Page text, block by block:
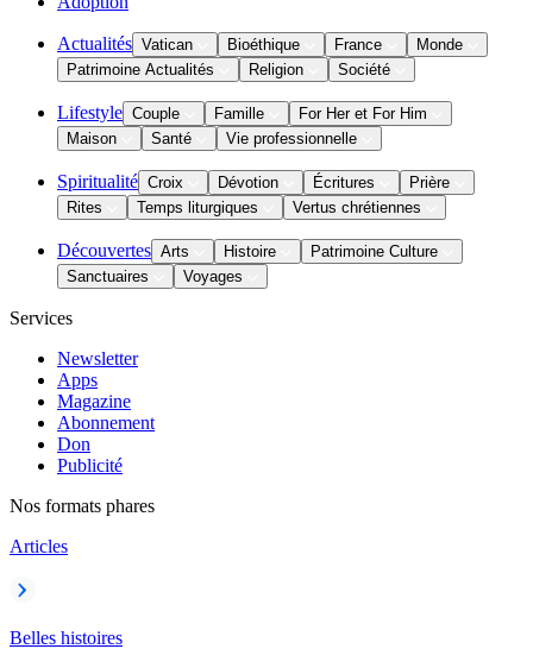
Actualités Vatican Bioéthique France
Monde
Patrimoine Actualités
Religion Société
Lifestyle Couple Famille
For Her et For Him
Maison
Santé Vie professionnelle
Spiritualité Croix Dévotion Écritures
Prière
Rites
Temps liturgiques Vertus chrétiennes
Découvertes Arts Histoire
Patrimoine Culture
Sanctuaires
Voyages
Services
Newsletter
Apps
Magazine
Abonnement
Don
Publicité
Nos formats phares
Articles
Belles histoires